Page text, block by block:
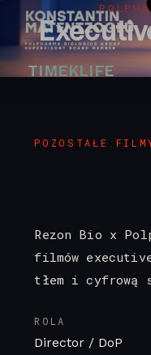
TIMEKLIFE
POZOSTAŁE
Rezon Bio x
filmów
tłem i cyfrową
ROLA
Director / DoP